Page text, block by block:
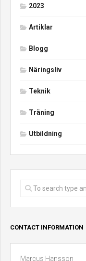
2023
Artiklar
Blogg
Näringsliv
Teknik
Träning
Utbildning
CONTACT INFORMATION
Marcus Hansson